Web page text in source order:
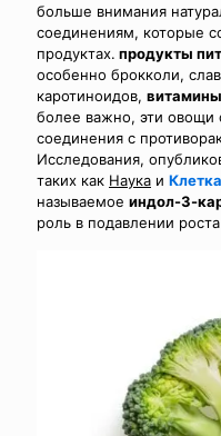
больше внимания
соединениям, которые
продуктах. продукты
особенно брокколи,
каротиноидов,
более важно, эти овощи
соединения с
Исследования,
таких как Наука и Клетка
называемое индол-3-
роль в подавлении